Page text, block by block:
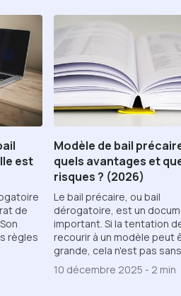
est
de
règles
Modèle de bail
quels avantages et
risques ? (2026)
Le bail précaire, ou bail
dérogatoire, est un
important. Si la tentation
recourir à un modèle peut
grande, cela n'est pas
10 décembre 2025 - 2 min